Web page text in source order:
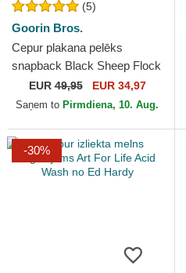
(5)
Goorin Bros.
Cepur plakana pelēks
snapback Black Sheep Flock
Mountain The Farm Flats The
Farm no Goorin Bros.
EUR49,95 EUR 34,97
Saņem to Pirmdiena, 10. Aug.
-30%